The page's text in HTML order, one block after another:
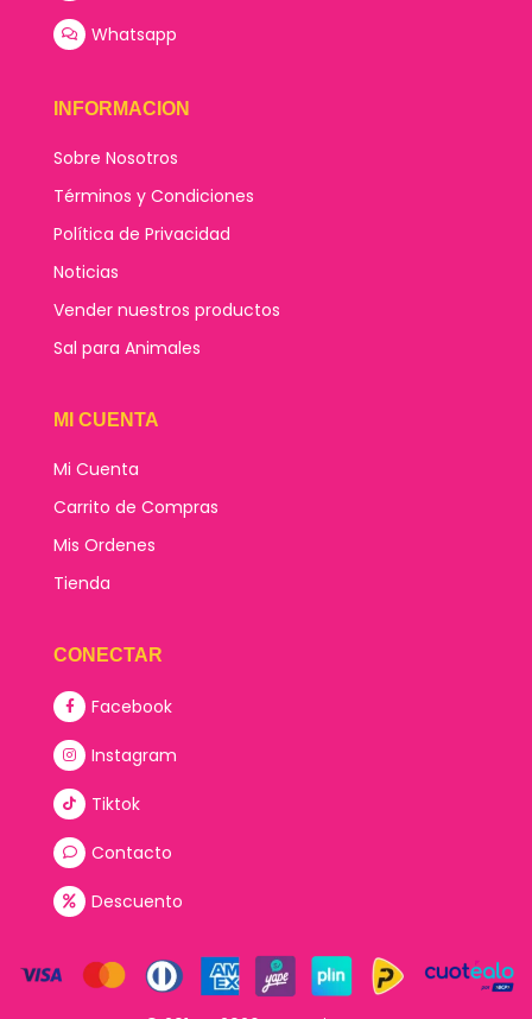
Whatsapp
INFORMACION
Sobre Nosotros
Términos y Condiciones
Política de Privacidad
Noticias
Vender nuestros productos
Sal para Animales
MI CUENTA
Mi Cuenta
Carrito de Compras
Mis Ordenes
Tienda
CONECTAR
Facebook
Instagram
Tiktok
Contacto
Descuento